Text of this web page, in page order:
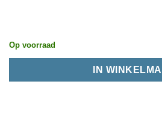
Op voorraad
IN